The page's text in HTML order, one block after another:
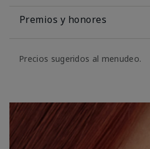
Premios y honores
Precios sugeridos al menudeo.